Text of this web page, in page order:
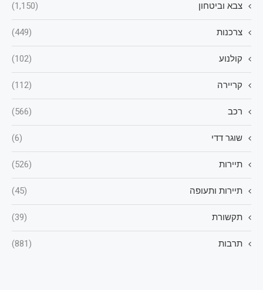
צבא וביטחון (1,150)
צרכנות (449)
קולנוע (102)
קריירה (112)
רכב (566)
שוגר דדי (6)
תיירות (526)
תיירות ותעופה (45)
תקשורת (39)
תרבות (881)